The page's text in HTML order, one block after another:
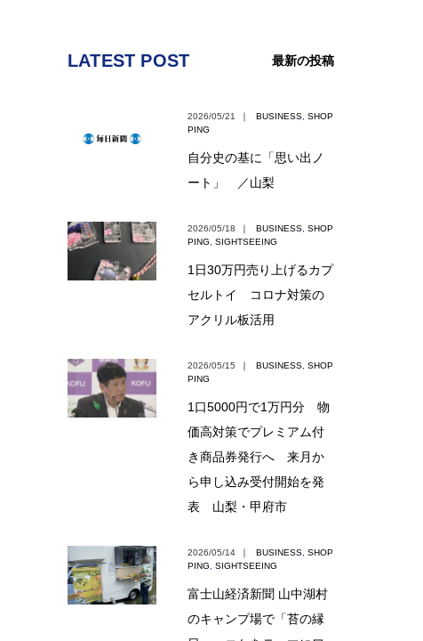
LATEST POST 最新の投稿
2026/05/21 ｜ BUSINESS SHOP
PING
自分史の基に「思い出ノ
ート」 ／山梨
2026/05/18 ｜ BUSINESS SHOP
PING
SIGHTSEEING
1日30万円売り上げるカプ
セルトイ コロナ対策の
アクリル板活用
2026/05/15 ｜ BUSINESS SHOP
PING
1口5000円で1万円分 物
価高対策でプレミアム付
き商品券発行へ 来月か
ら申し込み受付開始を発
表 山梨・甲府市
2026/05/14 ｜ BUSINESS SHOP
PING
SIGHTSEEING
富士山経済新聞 山中湖村
のキャンプ場で「苔の縁